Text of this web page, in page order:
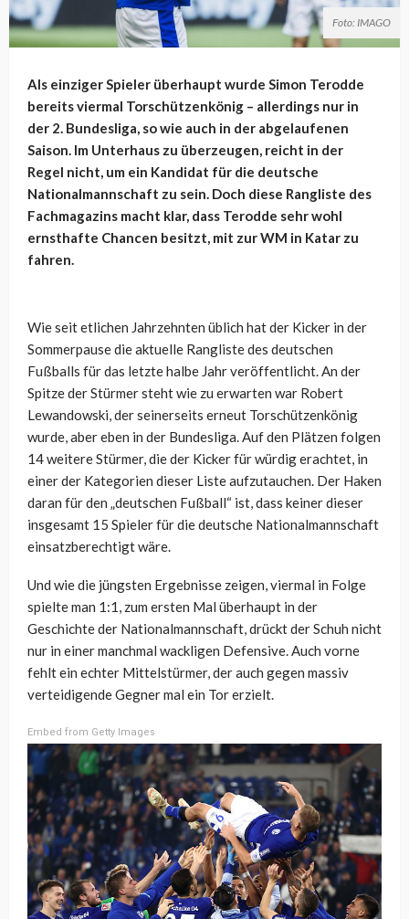
Foto: IMAGO
Als einziger Spieler überhaupt wurde Simon Terodde
bereits viermal Torschützenkönig – allerdings nur in
der 2. Bundesliga, so wie auch in der abgelaufenen
Saison. Im Unterhaus zu überzeugen, reicht in der
Regel nicht, um ein Kandidat für die deutsche
Nationalmannschaft zu sein. Doch diese Rangliste des
Fachmagazins macht klar, dass Terodde sehr wohl
ernsthafte Chancen besitzt, mit zur WM in Katar zu
fahren.
Wie seit etlichen Jahrzehnten üblich hat der Kicker in der
Sommerpause die aktuelle Rangliste des deutschen
Fußballs für das letzte halbe Jahr veröffentlicht. An der
Spitze der Stürmer steht wie zu erwarten war Robert
Lewandowski, der seinerseits erneut Torschützenkönig
wurde, aber eben in der Bundesliga. Auf den Plätzen folgen
14 weitere Stürmer, die der Kicker für würdig erachtet, in
einer der Kategorien dieser Liste aufzutauchen. Der Haken
daran für den „deutschen Fußball“ ist, dass keiner dieser
insgesamt 15 Spieler für die deutsche Nationalmannschaft
einsatzberechtigt wäre.
Und wie die jüngsten Ergebnisse zeigen, viermal in Folge
spielte man 1:1, zum ersten Mal überhaupt in der
Geschichte der Nationalmannschaft, drückt der Schuh nicht
nur in einer manchmal wackligen Defensive. Auch vorne
fehlt ein echter Mittelstürmer, der auch gegen massiv
verteidigende Gegner mal ein Tor erzielt.
Embed from Getty Images